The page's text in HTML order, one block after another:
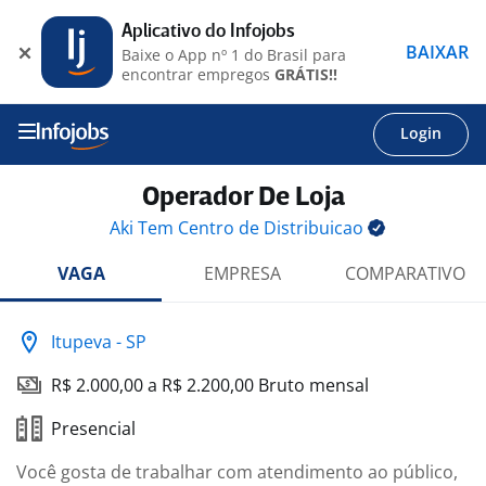
Login
Operador De Loja
Aki Tem Centro de Distribuicao
VAGA
EMPRESA COMPARATIVO
Itupeva - SP
R$ 2.000,00 a R$ 2.200,00 Bruto mensal
Presencial
Você gosta de trabalhar com atendimento ao público,
Aplicativo do Infojobs
Baixe o App nº 1 do Brasil para
encontrar empregos GRÁTIS!!
BAIXAR